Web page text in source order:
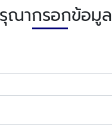
ณากรอกข้อมูล